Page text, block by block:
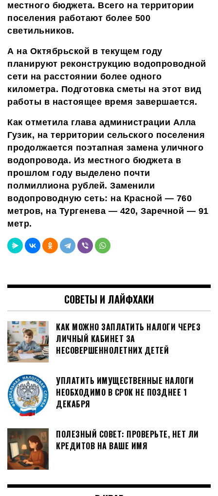
местного бюджета. Всего на территории
поселения работают более 500
светильников.
А на Октябрьской в текущем году
планируют реконструкцию водопроводной
сети на расстоянии более одного
километра. Подготовка сметы на этот вид
работы в настоящее время завершается.
Как отметила глава администрации Алла
Гузик, на территории сельского поселения
продолжается поэтапная замена уличного
водопровода. Из местного бюджета в
прошлом году выделено почти
полмиллиона рублей. Заменили
водопроводную сеть: на Красной — 760
метров, на Тургенева — 420, Заречной — 91
метр.
СОВЕТЫ И ЛАЙФХАКИ
КАК МОЖНО ЗАПЛАТИТЬ НАЛОГИ ЧЕРЕЗ
ЛИЧНЫЙ КАБИНЕТ ЗА
НЕСОВЕРШЕННОЛЕТНИХ ДЕТЕЙ
УПЛАТИТЬ ИМУЩЕСТВЕННЫЕ НАЛОГИ
НЕОБХОДИМО В СРОК НЕ ПОЗДНЕЕ 1
ДЕКАБРЯ
ПОЛЕЗНЫЙ СОВЕТ: ПРОВЕРЬТЕ, НЕТ ЛИ
КРЕДИТОВ НА ВАШЕ ИМЯ